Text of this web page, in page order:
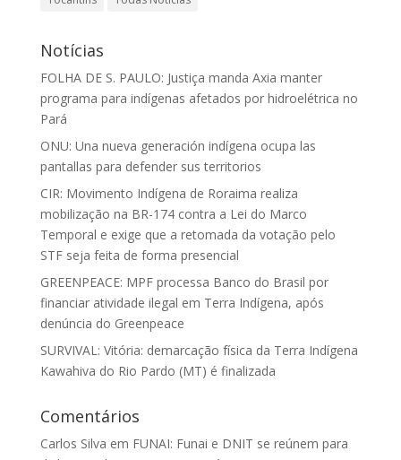
Notícias
FOLHA DE S. PAULO: Justiça manda Axia manter
programa para indígenas afetados por hidroelétrica no
Pará
ONU: Una nueva generación indígena ocupa las
pantallas para defender sus territorios
CIR: Movimento Indígena de Roraima realiza
mobilização na BR-174 contra a Lei do Marco
Temporal e exige que a retomada da votação pelo
STF seja feita de forma presencial
GREENPEACE: MPF processa Banco do Brasil por
financiar atividade ilegal em Terra Indígena, após
denúncia do Greenpeace
SURVIVAL: Vitória: demarcação física da Terra Indígena
Kawahiva do Rio Pardo (MT) é finalizada
Comentários
Carlos Silva em FUNAI: Funai e DNIT se reúnem para